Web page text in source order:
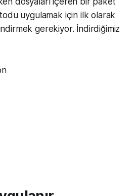
uygulamak için ilk olarak
gerekiyor. İndirdiğimiz